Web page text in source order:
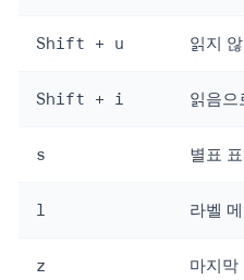
Shift + u 읽지
Shift + i 읽음으
s 별표
l 라벨 메
z 마지막